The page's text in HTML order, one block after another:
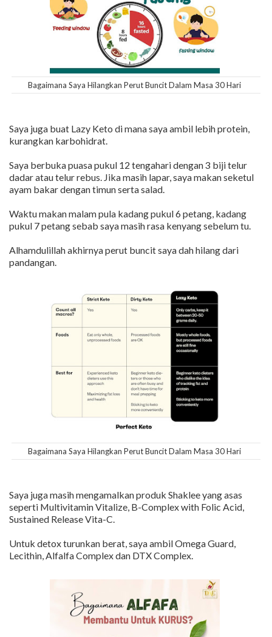
Bagaimana Saya Hilangkan Perut Buncit Dalam Masa 30 Hari
Saya juga buat Lazy Keto di mana saya ambil lebih protein,
kurangkan karbohidrat.
Saya berbuka puasa pukul 12 tengahari dengan 3 biji telur
dadar atau telur rebus. Jika masih lapar, saya makan seketul
ayam bakar dengan timun serta salad.
Waktu makan malam pula kadang pukul 6 petang, kadang
pukul 7 petang sebab saya masih rasa kenyang sebelum tu.
Alhamdulillah akhirnya perut buncit saya dah hilang dari
pandangan.
Bagaimana Saya Hilangkan Perut Buncit Dalam Masa 30 Hari
Saya juga masih mengamalkan produk Shaklee yang asas
seperti Multivitamin Vitalize, B-Complex with Folic Acid,
Sustained Release Vita-C.
Untuk detox turunkan berat, saya ambil Omega Guard,
Lecithin, Alfalfa Complex dan DTX Complex.